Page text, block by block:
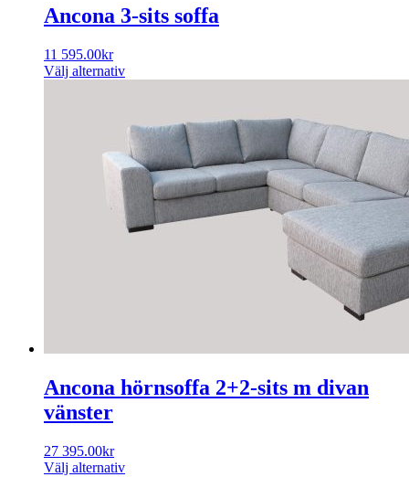
Ancona 3-sits soffa
11 595.00kr
Välj alternativ
Ancona hörnsoffa 2+2-sits m divan
vänster
27 395.00kr
Välj alternativ